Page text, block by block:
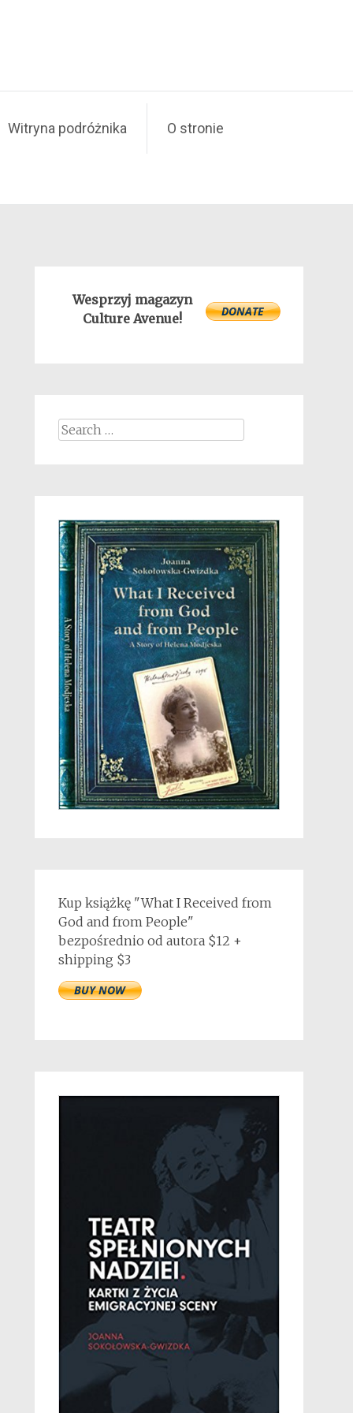
Witryna podróżnika O stronie
Wesprzyj magazyn
Culture Avenue!
Search
Kup książkę "What I Received from
God and from People"
bezpośrednio od autora $12 +
shipping $3